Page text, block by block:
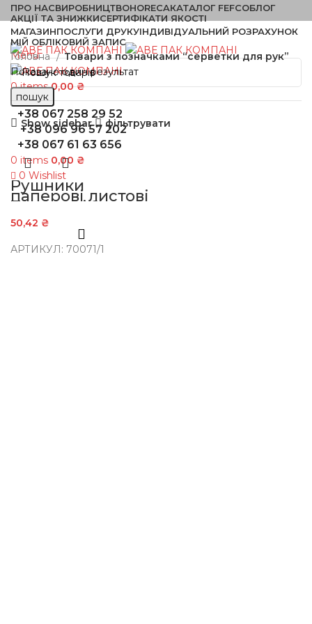
ПРО НАСВИРОБНИЦТВОHORECAКАТАЛОГ FEFCOБЛОГ
АКЦІЇ ТА ЗНИЖКИСЕРТИФІКАТИ ЯКОСТІ
МАГАЗИНПОСЛУГИ ДРУКУІНДИВІДУАЛЬНИЙ РОЗРАХУНОК
МІЙ ОБЛІКОВИЙ ЗАПИС
Menu
0items 0,00₴
пошук
+38 067 258 29 52
+38 096 96 57 202
+38 067 61 63 656
0 items 0,00 ₴
0 Wishlist
Головна
Товари з позначками “серветки для рук”
Показано один результат
Show sidebar фільтрувати
Рушники
паперові листові
Z-листові 2 шар.
200 шт/уп білі (
225*230 мм)
50,42 ₴
АРТИКУЛ: 70071/1